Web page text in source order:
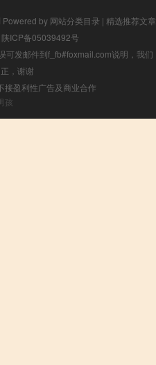
Powered by 网站分类目录 | 精选推荐文章
陕ICP备05039492号
可发邮件到f_fb#foxmail.com说明，我们
，谢谢
接盈利性广告及商业合作
孩